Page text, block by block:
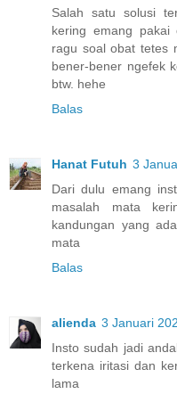
Salah satu solusi
kering emang
ragu soal obat tetes
bener-bener ngefek
btw. hehe
Balas
Hanat Futuh 3
Dari dulu emang
masalah mata
kandungan yang
mata
Balas
alienda 3 Januari
Insto sudah jadi
terkena iritasi dan
lama